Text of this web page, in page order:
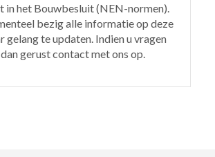
in het Bouwbesluit (NEN-normen).
bezig alle informatie op deze
gelang te updaten. Indien u vragen
gerust contact met ons op.